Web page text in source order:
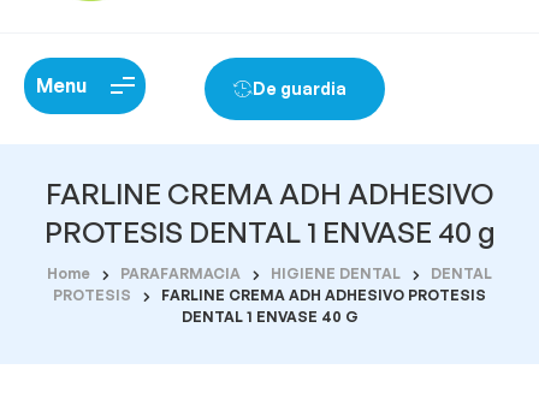
Menu De guardia
FARLINE CREMA ADH ADHESIVO
PROTESIS DENTAL 1 ENVASE 40 g
Home PARAFARMACIA HIGIENE DENTAL
DENTAL
PROTESIS
FARLINE CREMA ADH ADHESIVO PROTESIS
DENTAL 1 ENVASE 40 G